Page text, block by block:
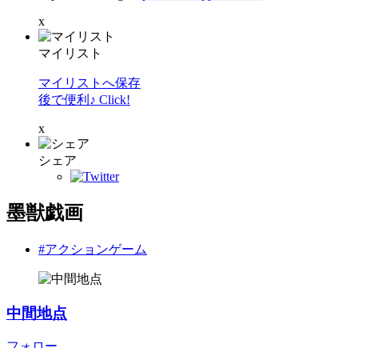
x
マイリスト
マイリストへ保存
後で便利♪ Click!
x
シェア
墨獣戯画
#アクションゲーム
中間地点